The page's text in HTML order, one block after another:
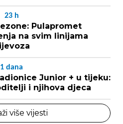
23 h
Pulapromet
na svim linijama
1 dana
Junior + u tijeku:
i njihova djeca
više vijesti